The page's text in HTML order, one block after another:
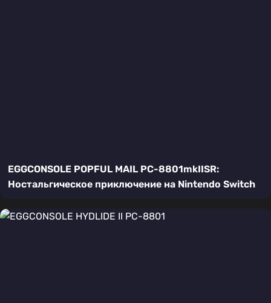
EGGCONSOLE POPFUL MAIL PC-8801mkIISR:
Ностальгическое приключение на Nintendo Switch